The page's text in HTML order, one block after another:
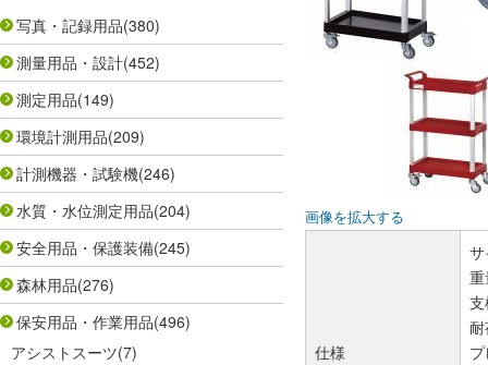
写真・記録用品(380)
測量用品・設計(452)
測定用品(149)
環境計測用品(209)
計測機器・試験機(246)
水質・水位測定用品(204)
安全用品・保護装備(245)
森林用品(276)
保安用品・作業用品(496)
アシストスーツ(7)
画像を拡大する
仕様